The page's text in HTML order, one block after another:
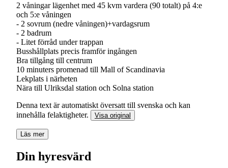
2 våningar lägenhet med 45 kvm vardera (90 totalt) på 4:e
och 5:e våningen
- 2 sovrum (nedre våningen)+vardagsrum
- 2 badrum
- Litet förråd under trappan
Busshållplats precis framför ingången
Bra tillgång till centrum
10 minuters promenad till Mall of Scandinavia
Lekplats i närheten
Nära till Ulriksdal station och Solna station
Denna text är automatiskt översatt till svenska och kan
innehålla felaktigheter.
Visa original
Läs mer
Din hyresvärd